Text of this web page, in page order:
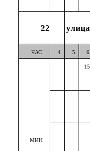
22
ЧАС 4 5 6
МИН
15